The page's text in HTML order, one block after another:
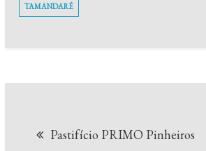
TAMANDARÉ
Pastifício PRIMO Pinheiros